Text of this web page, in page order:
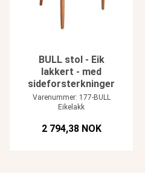
BULL stol - Eik
lakkert - med
sideforsterkninger
Varenummer: 177-BULL
Eikelakk
2 794,38 NOK